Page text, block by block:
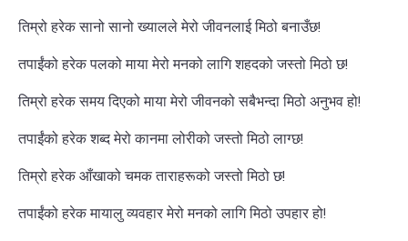
तिम्रो हरेक सानो सानो ख्यालले मेरो जीवनलाई मिठो बनाउँछ!
तपाईंको हरेक पलको माया मेरो मनको लागि शहदको जस्तो मिठो छ!
तिम्रो हरेक समय दिएको माया मेरो जीवनको सबैभन्दा मिठो अनुभव हो!
तपाईंको हरेक शब्द मेरो कानमा लोरीको जस्तो मिठो लाग्छ!
तिम्रो हरेक आँखाको चमक ताराहरूको जस्तो मिठो छ!
तपाईंको हरेक मायालु व्यवहार मेरो मनको लागि मिठो उपहार हो!